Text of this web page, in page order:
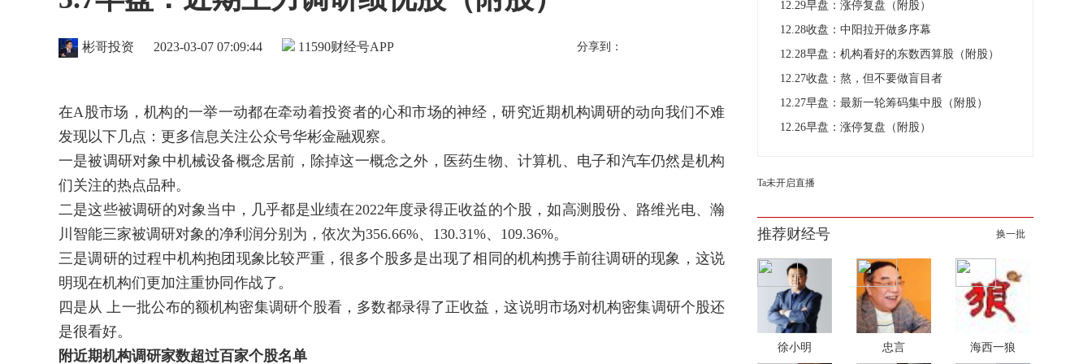
财经号APP
彬哥投资 2023-03-07 07:09:44 11590 分享到：
在A股市场，机构的一举一动都在牵动着投资者的心和市场的神经，研究近期机构调研的动向我们不难
发现以下几点：更多信息关注公众号华彬金融观察。
一是被调研对象中机械设备概念居前，除掉这一概念之外，医药生物、计算机、电子和汽车仍然是机构
们关注的热点品种。
二是这些被调研的对象当中，几乎都是业绩在2022年度录得正收益的个股，如高测股份、路维光电、瀚
川智能三家被调研对象的净利润分别为，依次为356.66%、130.31%、109.36%。
三是调研的过程中机构抱团现象比较严重，很多个股多是出现了相同的机构携手前往调研的现象，这说
明现在机构们更加注重协同作战了。
四是从 上一批公布的额机构密集调研个股看，多数都录得了正收益，这说明市场对机构密集调研个股还
是很看好。
附近期机构调研家数超过百家个股名单
12.29早盘：涨停复盘（附股）
12.28收盘：中阳拉开做多序幕
12.28早盘：机构看好的东数西算股（附股）
12.27收盘：熬，但不要做盲目者
12.27早盘：最新一轮筹码集中股（附股）
12.26早盘：涨停复盘（附股）
Ta未开启直播
推荐财经号 换一批
徐小明 忠言 海西一狼